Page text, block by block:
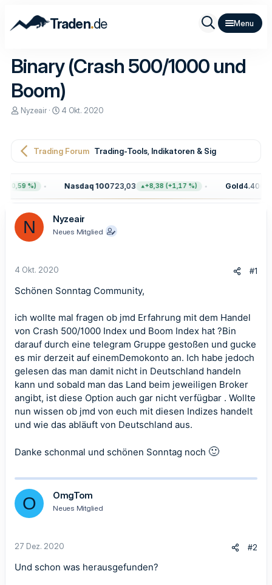
Traden.de
Binary (Crash 500/1000 und
Boom)
E
e
r
Nyzeair
E
e
l
a
m
4 Okt. 2020
Trading Forum Trading-Tools, Indikatoren & Signale
%) Nasdaq 100723,03 +8,38 (+1,17 %) Gold4.400,00
N Nyzeair
Neues Mitglied
4 Okt. 2020 #1
Schönen Sonntag Community,
ich wollte mal fragen ob jmd Erfahrung mit dem Handel
von Crash 500/1000 Index und Boom Index hat ?Bin
darauf durch eine telegram Gruppe gestoßen und gucke
es mir derzeit auf einemDemokonto an. Ich habe jedoch
gelesen das man damit nicht in Deutschland handeln
kann und sobald man das Land beim jeweiligen Broker
angibt, ist diese Option auch gar nicht verfügbar . Wollte
nun wissen ob jmd von euch mit diesen Indizes handelt
und wie das abläuft von Deutschland aus.
Danke schonmal und schönen Sonntag noch 🙂
O OmgTom
Neues Mitglied
27 Dez. 2020 #2
Und schon was herausgefunden?